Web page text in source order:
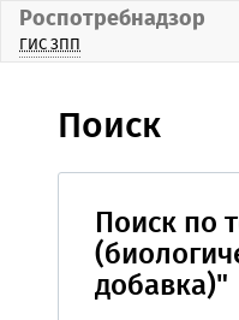
Роспотребнадзор
ГИС ЗПП
Поиск
Поиск по
добавка)"